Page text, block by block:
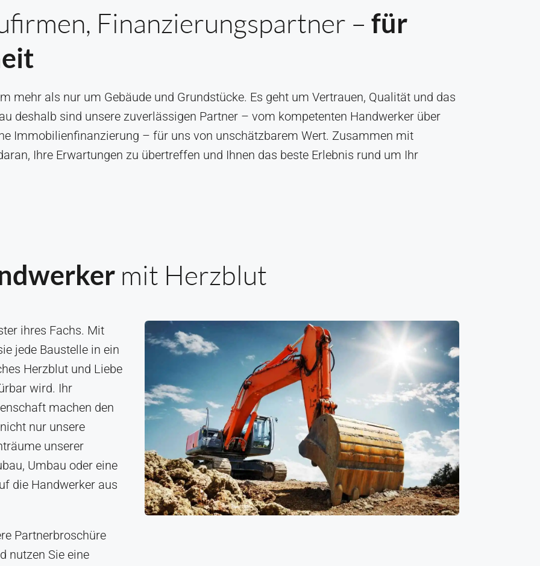
Finanzierungspartner –für
mehr als nur um Gebäude und Grundstücke. Es geht um Vertrauen, Qualität und das
deshalb sind unsere zuverlässigen Partner – vom kompetenten Handwerker über
Immobilienfinanzierung – für uns von unschätzbarem Wert. Zusammen mit
Ihre Erwartungen zu übertreffen und Ihnen das beste Erlebnis rund um Ihr
mit Herzblut
ihres Fachs. Mit
jede Baustelle in ein
Herzblut und Liebe
wird. Ihr
machen den
nur unsere
unserer
Umbau oder eine
die Handwerker aus
Partnerbroschüre
nutzen Sie eine